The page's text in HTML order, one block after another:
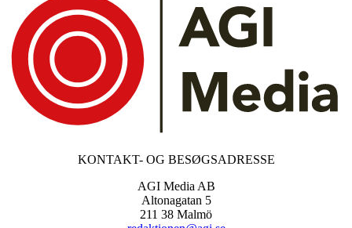
KONTAKT- OG BESØGSADRESSE
AGI Media AB
Altonagatan 5
211 38 Malmö